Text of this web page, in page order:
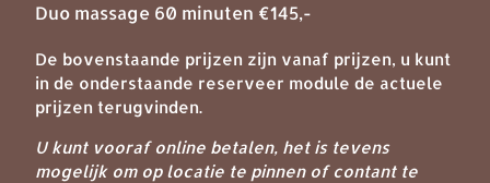
Duo massage 60 minuten €145,-
De bovenstaande prijzen zijn vanaf prijzen, u kunt
in de onderstaande reserveer module de actuele
prijzen terugvinden.
U kunt vooraf online betalen, het is tevens
mogelijk om op locatie te pinnen of contant te